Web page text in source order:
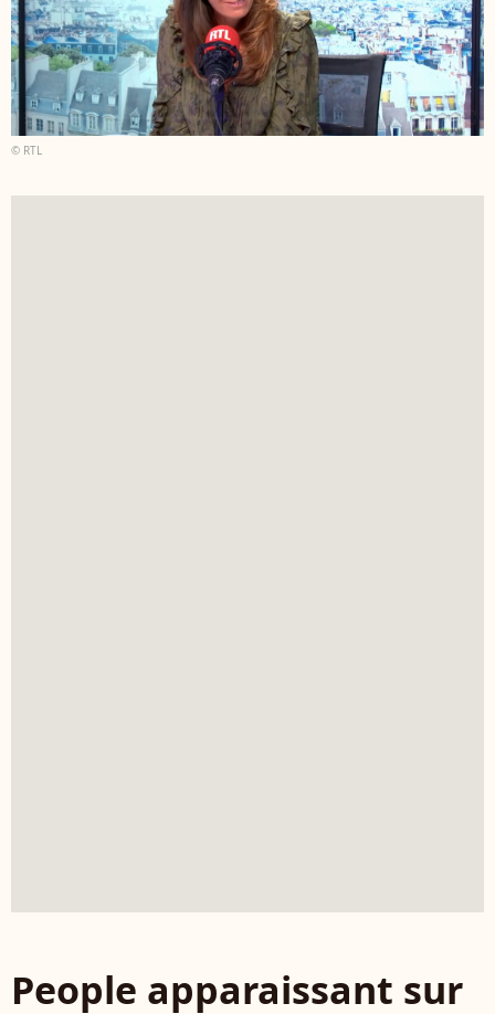
© RTL
People apparaissant sur